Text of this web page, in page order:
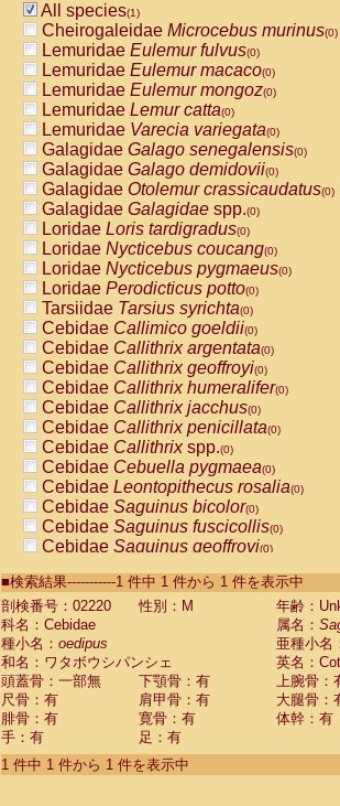
All species(1)
Cheirogaleidae Microcebus murinus(0)
Lemuridae Eulemur fulvus(0)
Lemuridae Eulemur macaco(0)
Lemuridae Eulemur mongoz(0)
Lemuridae Lemur catta(0)
Lemuridae Varecia variegata(0)
Galagidae Galago senegalensis(0)
Galagidae Galago demidovii(0)
Galagidae Otolemur crassicaudatus(0)
Galagidae Galagidae spp.(0)
Loridae Loris tardigradus(0)
Loridae Nycticebus coucang(0)
Loridae Nycticebus pygmaeus(0)
Loridae Perodicticus potto(0)
Tarsiidae Tarsius syrichta(0)
Cebidae Callimico goeldii(0)
Cebidae Callithrix argentata(0)
Cebidae Callithrix geoffroyi(0)
Cebidae Callithrix humeralifer(0)
Cebidae Callithrix jacchus(0)
Cebidae Callithrix penicillata(0)
Cebidae Callithrixspp.(0)
Cebidae Cebuella pygmaea(0)
Cebidae Leontopithecus rosalia(0)
Cebidae Saguinus bicolor(0)
Cebidae Saguinus fuscicollis(0)
Cebidae Saguinus geoffroyi(0)
CebidaeSaguinus labiatus(0)
Cebidae Saguinus leucopus (0)
Cebidae
Cebidae
CebidaeSaguinus nigricollis (0)
Cebidae Saguinus oedipus
Cebidae Saguinus weddelli
Cebidae Saguinusspp.
Cebidae Aotus trivirgatus
Cebidae Cebus albifrons
■検索結果-----------1 件中 1 件から 1 件を表示中
剖検番号：02220
性別：M
年齢：
科名：Cebidae
属名：
種小名： oedipus
亜種小名
和名：ワタボウシパンシェ
英名：
頭蓋骨：一部無
下顎骨：有
上腕骨：
尺骨：有
肩甲骨：有
大腿骨：
腓骨：有
寛骨：有
体幹：有
手：有
足：有
1 件中 1 件から 1 件を表示中